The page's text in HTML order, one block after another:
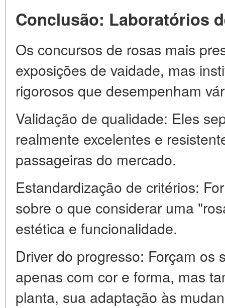
Conclusão: Laboratórios
Os concursos de rosas mais
exposições de vaidade, mas
rigorosos que desempenham
Validação de qualidade: Eles
realmente excelentes e
passageiras do mercado.
Estandardização de critérios:
sobre o que considerar uma
estética e funcionalidade.
Driver do progresso: Forçam os
apenas com cor e forma, mas
planta, sua adaptação às